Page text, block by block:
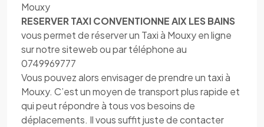
Mouxy
RESERVER TAXI CONVENTIONNE AIX LES BAINS
vous permet de réserver un Taxi à Mouxy en ligne
sur notre siteweb ou par téléphone au
0749969777
Vous pouvez alors envisager de prendre un taxi à
Mouxy. C’est un moyen de transport plus rapide et
qui peut répondre à tous vos besoins de
déplacements. Il vous suffit juste de contacter